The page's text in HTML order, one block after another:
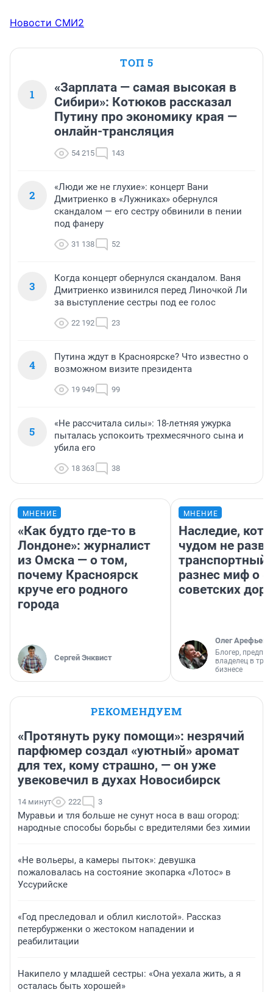
Новости СМИ2
ТОП 5
1
«Зарплата — самая высокая в
Сибири»: Котюков рассказал
Путину про экономику края —
онлайн-трансляция
54 215 143
2
«Люди же не глухие»: концерт Вани
Дмитриенко в «Лужниках» обернулся
скандалом — его сестру обвинили в пении
под фанеру
31 138 52
3
Когда концерт обернулся скандалом. Ваня
Дмитриенко извинился перед Линочкой Ли
за выступление сестры под ее голос
22 192 23
4
Путина ждут в Красноярске? Что известно о
возможном визите президента
19 949 99
5
«Не рассчитала силы»: 18-летняя ужурка
пыталась успокоить трехмесячного сына и
убила его
18 363 38
МНЕНИЕ
«Как будто где-то в
Лондоне»: журналист
из Омска — о том,
почему Красноярск
круче его родного
города
Сергей Энквист
МНЕНИЕ
Наследие,
чудом не
транспортный
разнес миф о
советских
Олег Арефьев
Блогер,
владелец в
бизнесе
РЕКОМЕНДУЕМ
«Протянуть руку помощи»: незрячий
парфюмер создал «уютный» аромат
для тех, кому страшно, — он уже
увековечил в духах Новосибирск
14 минут 222 3
Муравьи и тля больше не сунут носа в ваш огород:
народные способы борьбы с вредителями без химии
«Не вольеры, а камеры пыток»: девушка
пожаловалась на состояние экопарка «Лотос» в
Уссурийске
«Год преследовал и облил кислотой». Рассказ
петербурженки о жестоком нападении и
реабилитации
Накипело у младшей сестры: «Она уехала жить, а я
осталась быть хорошей»